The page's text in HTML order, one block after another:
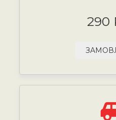
290